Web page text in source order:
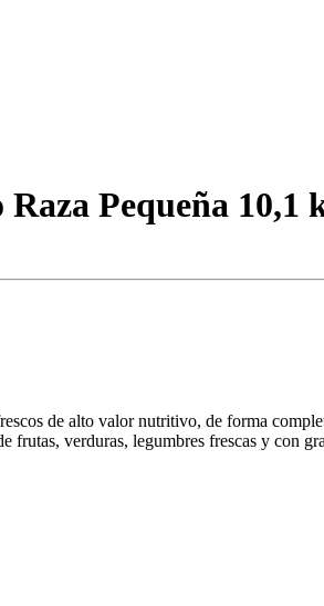
Pequeña 10,1
de alto valor nutritivo, de forma
verduras, legumbres frescas y con